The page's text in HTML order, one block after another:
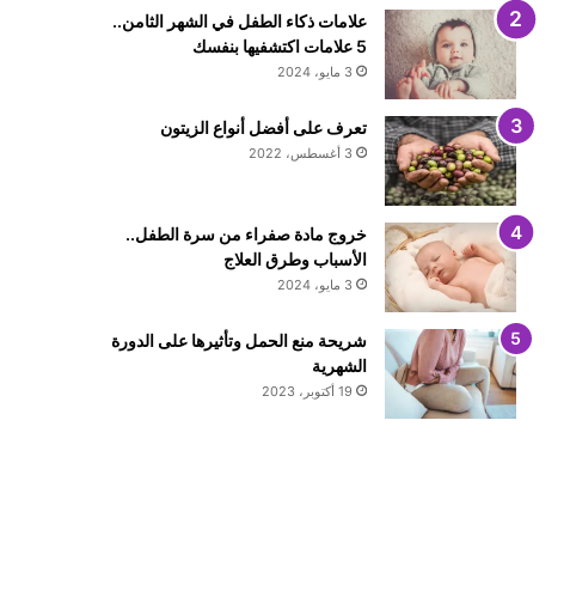
علامات ذكاء الطفل في الشهر الثامن..
5 علامات اكتشفيها بنفسك
3 مايو، 2024
تعرف على أفضل أنواع الزيتون
3 أغسطس، 2022
خروج مادة صفراء من سرة الطفل..
الأسباب وطرق العلاج
3 مايو، 2024
شريحة منع الحمل وتأثيرها على الدورة
الشهرية
19 أكتوبر، 2023